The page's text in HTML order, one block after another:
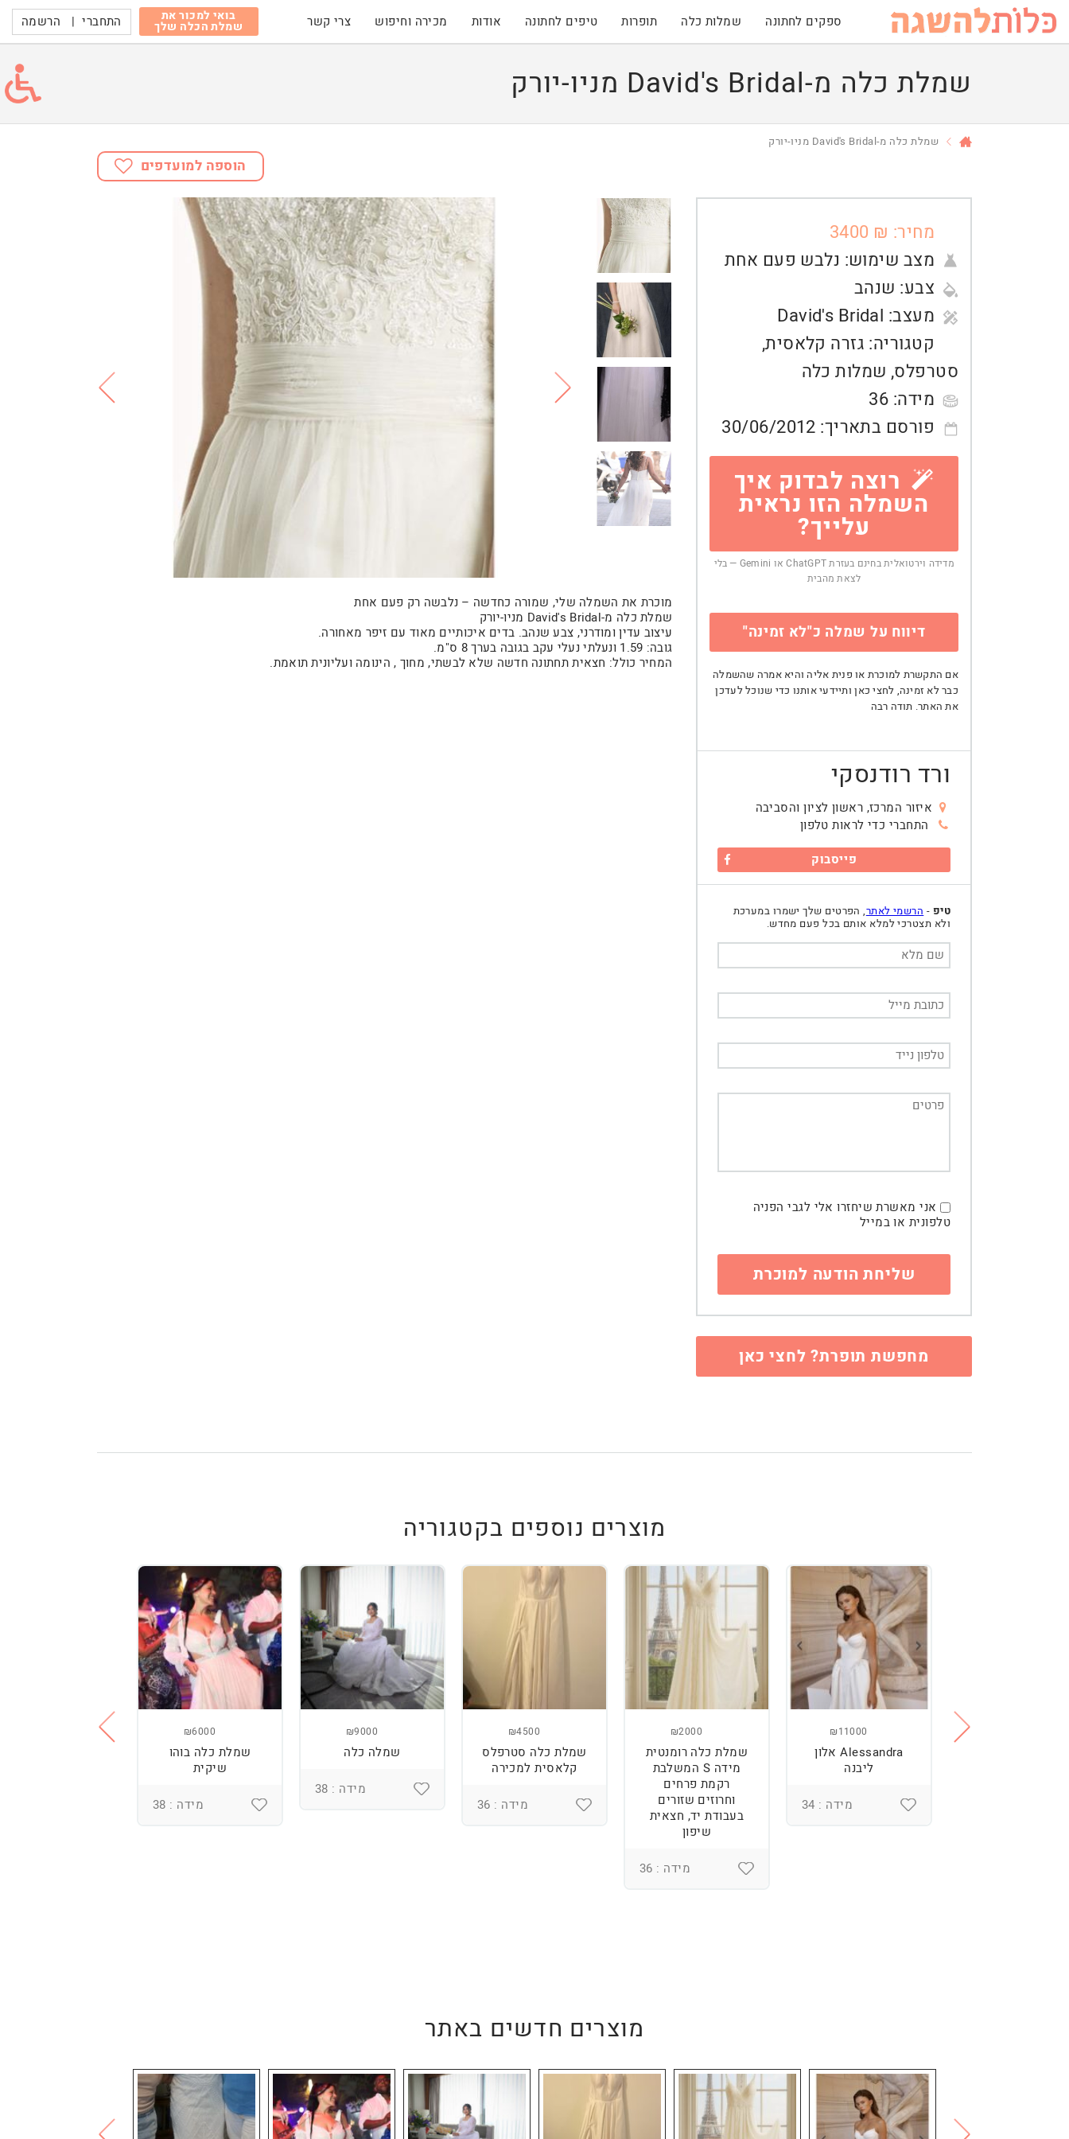
ספקים לחתונה שמלות כלה תופרות טיפים לחתונה אודות מכירה וחיפוש צרי קשר בואי למכור את
שמלת הכלה שלך התחברי | הרשמה
שמלת כלה מ-David's Bridal מניו-יורק
שמלת כלה מ-David's Bridal מניו-יורק
הוספה למועדפים
מחיר: ₪ 3400
מצב שימוש: נלבש פעם אחת
צבע: שנהב
מעצב: David's Bridal
קטגוריה: גזרה קלאסית,
סטרפלס, שמלות כלה
מידה: 36
פורסם בתאריך: 30/06/2012
רוצה לבדוק איך
השמלה הזו נראית
עלייך?
מדידה וירטואלית בחינם בעזרת ChatGPT או Gemini — בלי
לצאת מהבית
דיווח על שמלה כ"לא זמינה"
אם התקשרת למוכרת או פנית אליה והיא אמרה שהשמלה
כבר לא זמינה, לחצי כאן ותיידעי אותנו כדי שנוכל לעדכן
את האתר. תודה רבה
ורד רודנסקי
איזור המרכז, ראשון לציון והסביבה
התחברי כדי לראות טלפון
פייסבוק
טיפ - הרשמי לאתר, הפרטים שלך ישמרו במערכת
ולא תצטרכי למלא אותם בכל פעם מחדש.
אני מאשרת שיחזרו אלי לגבי הפניה
טלפונית או במייל
מחפשת תופרת? לחצי כאן
מוכרת את השמלה שלי, שמורה כחדשה – נלבשה רק פעם אחת
שמלת כלה מ-David's Bridal מניו-יורק
עיצוב עדין ומודרני, צבע שנהב. בדים איכותיים מאוד עם זיפר מאחורה.
גובה: 1.59 ונעלתי נעלי עקב בגובה בערך 8 ס"מ.
המחיר כולל: חצאית תחתונה חדשה שלא לבשתי, מחוך , הינומה ועליונית תואמת.
מוצרים נוספים בקטגוריה
₪11000
Alessandra אלון
ליבנה
מידה : 34
₪2000
שמלת כלה רומנטית
מידה S המשלבת
רקמת פרחים
וחרוזים שזורים
בעבודת יד, חצאית
שיפון
מידה : 36
₪4500
שמלת כלה סטרפלס
קלאסית למכירה
מידה : 36
₪9000
שמלה כלה
מידה : 38
₪6000
שמלת כלה בוהו
שיקית
מידה : 38
מוצרים חדשים באתר